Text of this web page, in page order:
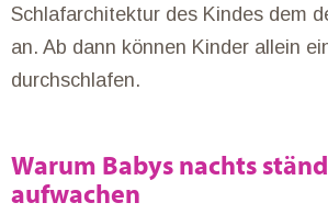
Schlafarchitektur des Kindes dem
an. Ab dann können Kinder allein
durchschlafen.
Warum Babys nachts
aufwachen